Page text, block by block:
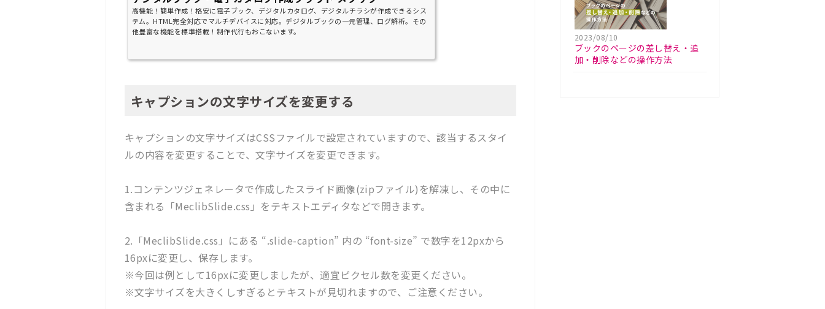
高機能！簡単作成！格安に電子ブック、デジタルカタログ、デジタルチラシが作成できるシス
テム。HTML完全対応でマルチデバイスに対応。デジタルブックの一元管理、ログ解析。その
他豊富な機能を標準搭載！制作代行もおこないます。
キャプションの文字サイズを変更する
キャプションの文字サイズはCSSファイルで設定されていますので、該当するスタイ
ルの内容を変更することで、文字サイズを変更できます。
1.コンテンツジェネレータで作成したスライド画像(zipファイル)を解凍し、その中に
含まれる「MeclibSlide.css」をテキストエディタなどで開きます。
2.「MeclibSlide.css」にある “.slide-caption” 内の “font-size” で数字を12pxから
16pxに変更し、保存します。
※今回は例として16pxに変更しましたが、適宜ピクセル数を変更ください。
※文字サイズを大きくしすぎるとテキストが見切れますので、ご注意ください。
2023/08/10
ブックのページの差し替え・追
加・削除などの操作方法